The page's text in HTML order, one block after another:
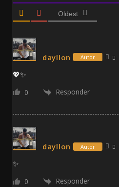
Oldest
dayllon Autor
💖✨
0 Responder
dayllon Autor
✨
0 Responder